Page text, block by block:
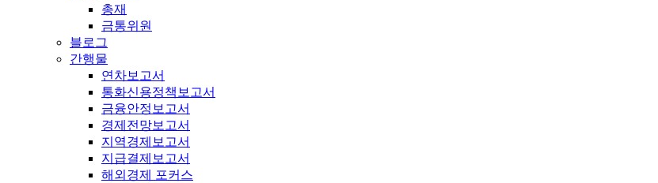
총재
금통위원
블로그
간행물
연차보고서
통화신용정책보고서
금융안정보고서
경제전망보고서
지역경제보고서
지급결제보고서
해외경제 포커스